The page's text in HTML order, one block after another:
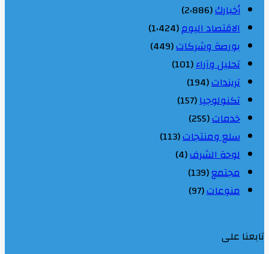
أخبارك(2٬886)
الاقتصاد اليوم(1٬424)
بورصة وشركات(449)
تحليل وآراء(101)
تريندات(194)
تكنولوجيا(157)
خدمات(255)
سلع ومنتجات(113)
لوحة الشرف(4)
مجتمع(139)
منوعات(97)
تابعنا على